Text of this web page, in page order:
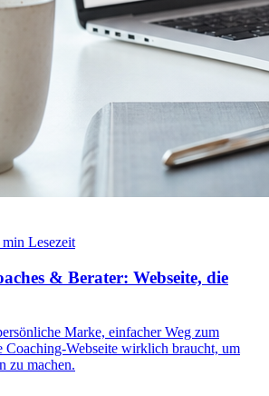
min Lesezeit
& Berater: Webseite, die
Marke, einfacher Weg zum
Coaching-Webseite wirklich braucht, um
zu machen.